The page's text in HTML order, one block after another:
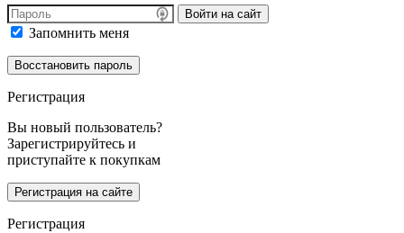
Войти на сайт
Запомнить меня
Регистрация
Вы новый пользователь?
Зарегистрируйтесь и
приступайте к покупкам
Регистрация